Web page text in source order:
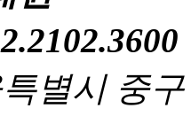
별시 중